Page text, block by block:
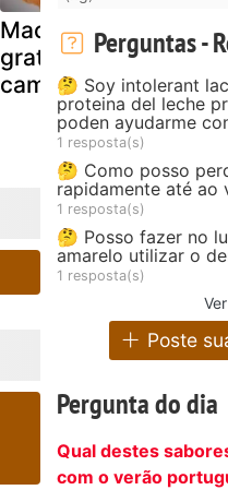
Macarrão
gratinado com
camarão
Perguntas -
🤔 Soy intolerant
proteina del leche
poden ayudarme
1 resposta(s)
🤔 Como posso
rapidamente até ao
1 resposta(s)
🤔 Posso fazer no
amarelo utilizar o
1 resposta(s)
Poste
Pergunta do dia
Qual destes
com o verão